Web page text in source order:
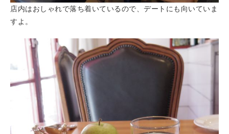
店内はおしゃれで落ち着いているので、デートにも向いていま
すよ。